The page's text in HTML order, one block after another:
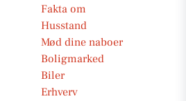
Fakta om
Husstand
Mød dine naboer
Boligmarked
Biler
Erhverv